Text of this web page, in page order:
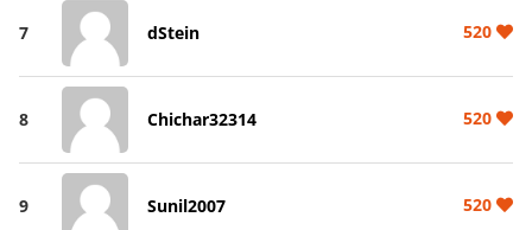
7 dStein 520
8 Chichar32314 520
9 Sunil2007 520